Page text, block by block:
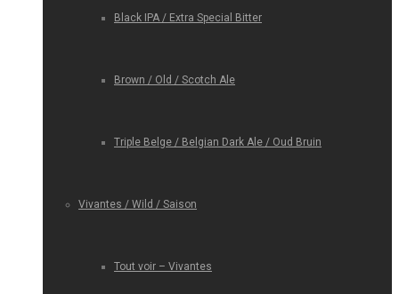
Black IPA / Extra Special Bitter
Brown / Old / Scotch Ale
Triple Belge / Belgian Dark Ale / Oud Bruin
Vivantes / Wild / Saison
Tout voir – Vivantes